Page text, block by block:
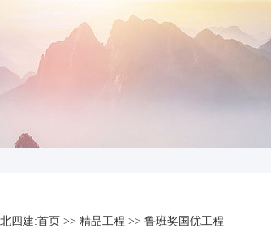
四建:首页 >> 精品工程 >> 鲁班奖国优工程